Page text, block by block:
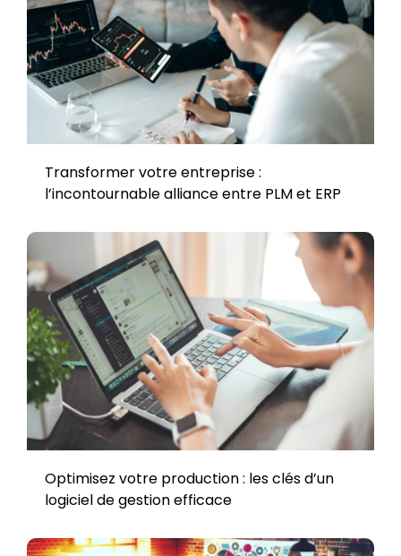
Transformer votre entreprise :
l’incontournable alliance entre PLM et ERP
Optimisez votre production : les clés d’un
logiciel de gestion efficace